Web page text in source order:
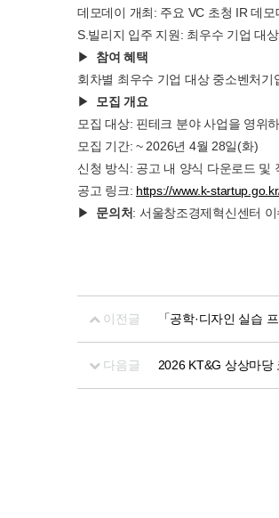
데모데이 개최: 주요 VC 초청 IR 데모
S.빌리지 입주 지원: 최우수 기업 대
▶
참여 혜택
회차별 최우수 기업 대상 중소벤처
▶
모집 개요
모집 대상: 핀테크 분야 사업을 영위
모집 기간: ~ 2026년 4월 28일(화)
신청 방식: 공고 내 양식 다운로드 및
공고 링크: https://www.k-
▶ 문의처: 서울창조경제혁신센터
이전글 「공학·디자인 실습
다음글 2026 KT&G 상상마당